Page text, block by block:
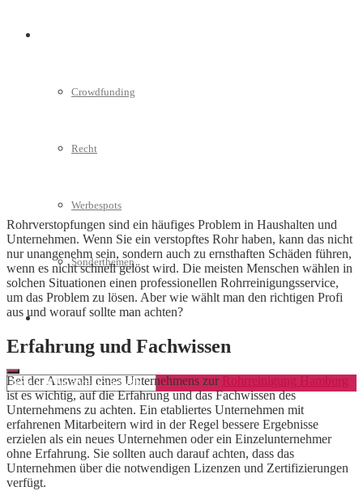
Crowdfunding
Recht
Werbespots
Sonderthemen
Geschäftskonto eröffnen
Rohrverstopfungen sind ein häufiges Problem in Haushalten und
Unternehmen. Wenn Sie ein verstopftes Rohr haben, kann das nicht
nur unangenehm sein, sondern auch zu ernsthaften Schäden führen,
wenn es nicht schnell gelöst wird. Die meisten Menschen wählen in
solchen Situationen einen professionellen Rohrreinigungsservice,
um das Problem zu lösen. Aber wie wählt man den richtigen Profi
aus und worauf sollte man achten?
Erfahrung und Fachwissen
Bei der Auswahl eines Unternehmens zur
Rohrreinigung Hamburg
ist es wichtig, auf die Erfahrung und das Fachwissen des
Unternehmens zu achten. Ein etabliertes Unternehmen mit
erfahrenen Mitarbeitern wird in der Regel bessere Ergebnisse
erzielen als ein neues Unternehmen oder ein Einzelunternehmer
ohne Erfahrung. Sie sollten auch darauf achten, dass das
Unternehmen über die notwendigen Lizenzen und Zertifizierungen
verfügt.